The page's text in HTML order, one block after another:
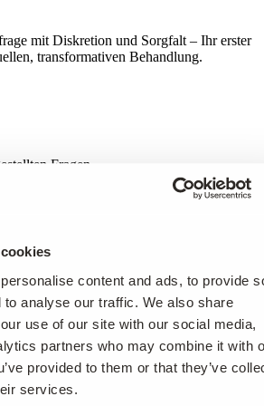
content and ads, to provide
to analyse our traffic. We also share
use of our site with our social media,
partners who may combine it with
provided to them or that they’ve
services.
mit Diskretion und Sorgfalt – Ihr erster
transformativen Behandlung.
Fragen
Hilfe von der Kusnacht Practice benötige?
aufzusuchen?
dass meine Behandlung in der
in der Kusnacht Practice
aussehen?
Arzt/Therapeuten/Berater möglich sein,
was mein Behandlungsprogramm beinhalten
beinhaltet hat)?